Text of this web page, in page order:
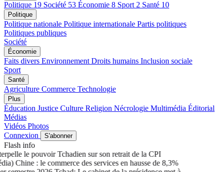
Politique 19 Société 53 Économie 8 Sport 2 Santé 10
Politique
Politique nationale Politique internationale Partis politiques
Politiques publiques
Société
Économie
Faits divers Environnement Droits humains Inclusion sociale
Sport
Santé
Agriculture Commerce Technologie
Plus
Éducation Justice Culture Religion Nécrologie Multimédia Éditorial
Médias
Vidéos Photos
Connexion
S'abonner
Flash info
le pouvoir Tchadien sur son retrait de la CPI
Chine : le commerce des services en hausse de 8,3%